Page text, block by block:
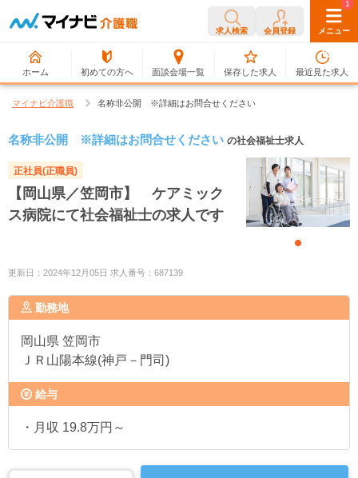
求人検索 会員登録 メニュー
ホーム 初めての方へ 面談会場一覧
0
保存した求人
1
最近見た求人
マイナビ介護職 名称非公開 ※詳細はお問合せください
名称非公開 ※詳細はお問合せください の社会福祉士求人
正社員(正職員)
【岡山県／笠岡市】 ケアミック
ス病院にて社会福祉士の求人です
更新日：2024年12月05日 求人番号：687139
勤務地
岡山県 笠岡市
ＪＲ山陽本線(神戸－門司)
給与
・月収 19.8万円～